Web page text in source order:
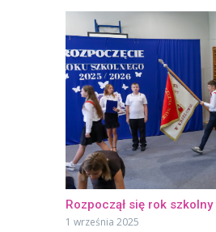
Rozpoczął się rok
1 września 2025